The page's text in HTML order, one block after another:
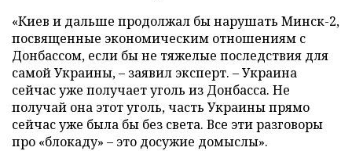
«Киев и дальше продолжал бы нарушать Минск-2,
посвященные экономическим отношениям с
Донбассом, если бы не тяжелые последствия для
самой Украины, – заявил эксперт. – Украина
сейчас уже получает уголь из Донбасса. Не
получай она этот уголь, часть Украины прямо
сейчас уже была бы без света. Все эти разговоры
про «блокаду» – это досужие домыслы».